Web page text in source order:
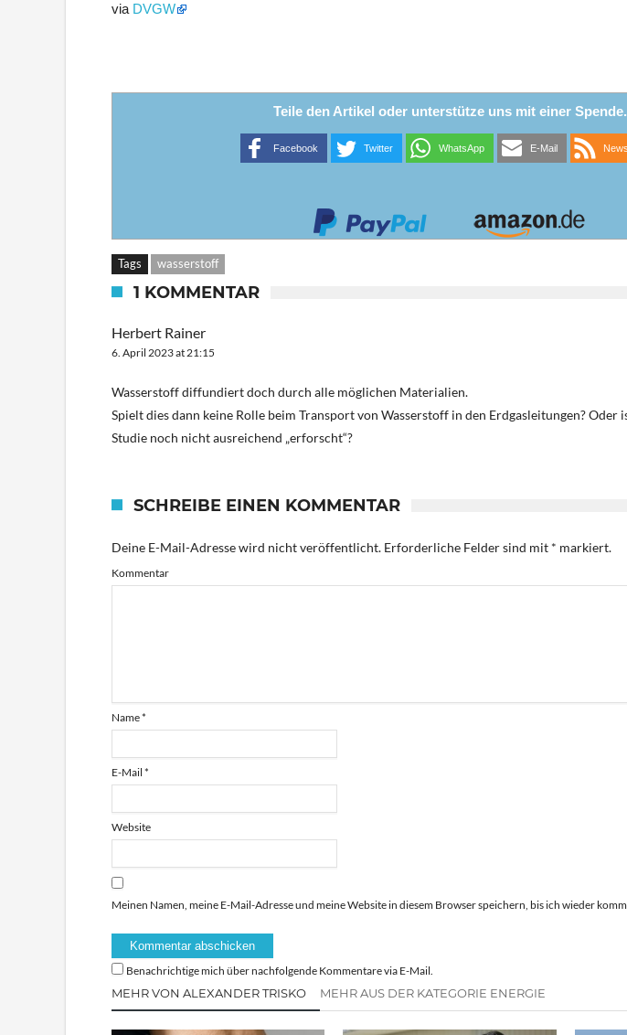
via DVGW
Teile den Artikel oder unterstütze uns mit einer Spende.
Facebook Twitter WhatsApp E-Mail
Tags wasserstoff
1 KOMMENTAR
Herbert Rainer
6. April 2023 at 21:15
Wasserstoff diffundiert doch durch alle möglichen Materialien.
Spielt dies dann keine Rolle beim Transport von Wasserstoff in den Erdgasleitungen? Oder
Studie noch nicht ausreichend „erforscht“?
SCHREIBE EINEN KOMMENTAR
Deine E-Mail-Adresse wird nicht veröffentlicht. Erforderliche Felder sind mit * markiert.
Kommentar
Name*
E-Mail *
Website
Meinen Namen, meine E-Mail-Adresse und meine Website in diesem Browser speichern, bis ich wieder
Benachrichtige mich über nachfolgende Kommentare via E-Mail.
MEHR VON ALEXANDER TRISKO MEHR AUS DER KATEGORIE ENERGIE